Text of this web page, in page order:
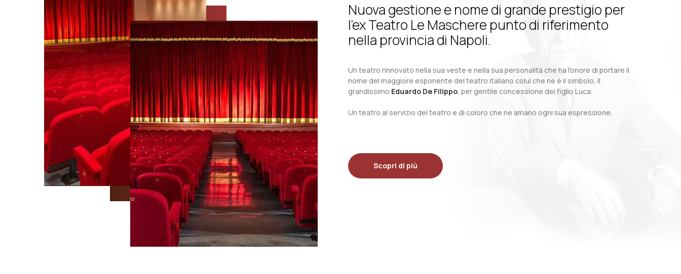
Nuova gestione e nome di grande prestigio per
l’ex Teatro Le Maschere punto di riferimento
nella provincia di Napoli.
Un teatro rinnovato nella sua veste e nella sua personalità che ha l’onore di portare il
nome del maggiore esponente del teatro italiano colui che ne è il simbolo, il
grandissimo Eduardo De Filippo, per gentile concessione del figlio Luca.
Un teatro al servizio del teatro e di coloro che ne amano ogni sua espressione.
Scopri di più